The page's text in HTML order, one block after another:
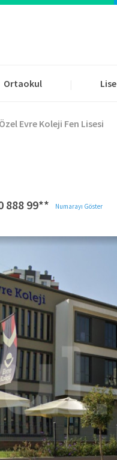
Ortaokul Lise
Özel Evre Koleji Fen Lisesi
888 99** Numarayı Göster